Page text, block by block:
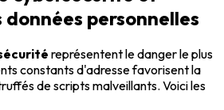
personnelles
représentent le danger le plus
constants d'adresse favorisent la
de scripts malveillants. Voici les